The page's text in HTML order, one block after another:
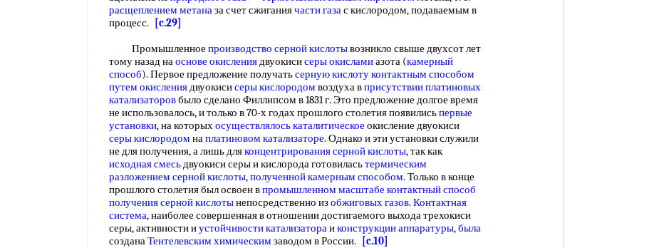
расщеплением метаназа счет сжиганиячасти газас кислородом, подаваемым в
процесс.
[c.29]
Промышленное производство серной кислотывозникло свыше двухсот лет
тому назад наоснове окислениядвуокисисеры окисламиазота (камерный
способ). Первое предложение получатьсерную кислоту контактным способом
путем окислениядвуокисисеры кислородом воздуха вприсутствии платиновых
катализаторовбыло сделано Филлипсом в 1831 г. Это предложение долгое время
не использовалось, и только в 70-х годах прошлого столетия появилисьпервые
установки, на которыхосуществлялось каталитическое окисление двуокиси
серы кислородом наплатиновом катализаторе. Однако и эти установки служили
не для получения, а лишь дляконцентрирования серной кислоты, так как
исходная смесьдвуокиси серы и кислорода готовиласьтермическим
разложением серной кислоты,полученной камерным способом. Только в конце
прошлого столетия был освоен впромышленном масштабе контактный способ
получения серной кислотынепосредственно изобжиговых газов.Контактная
система, наиболее совершенная в отношении достигаемого выхода трехокиси
серы, активности иустойчивости катализатораиконструкции аппаратуры,была
созданаТентелевским химическим заводом в России.
[c.10]